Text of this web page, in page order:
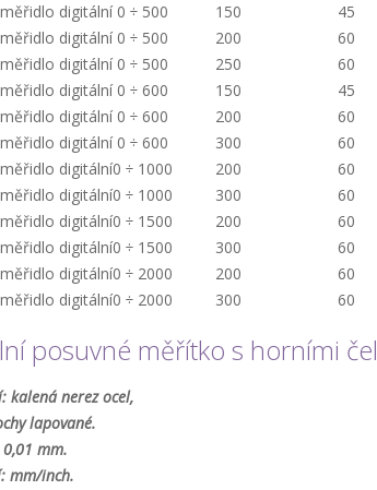
digitální 0 ÷ 500 150 45
digitální 0 ÷ 500 200 60
digitální 0 ÷ 500 250 60
digitální 0 ÷ 600 150 45
digitální 0 ÷ 600 200 60
digitální 0 ÷ 600 300 60
digitální0 ÷ 1000 200 60
digitální0 ÷ 1000 300 60
digitální0 ÷ 1500 200 60
digitální0 ÷ 1500 300 60
digitální0 ÷ 2000 200 60
digitální0 ÷ 2000 300 60
posuvné měřítko s horními
kalená nerez ocel,
lapované.
mm.
mm/inch.